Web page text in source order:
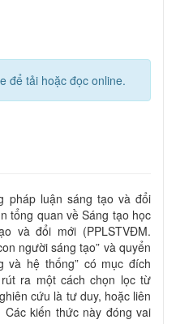
để tải hoặc đọc online.
pháp luận sáng tạo và đổi
tổng quan về Sáng tạo học
và đổi mới (PPLSTVĐM.
người sáng tạo” và quyển
và hệ thống” có mục đích
ra một cách chọn lọc từ
cứu là tư duy, hoặc liên
kiến thức này đóng vai